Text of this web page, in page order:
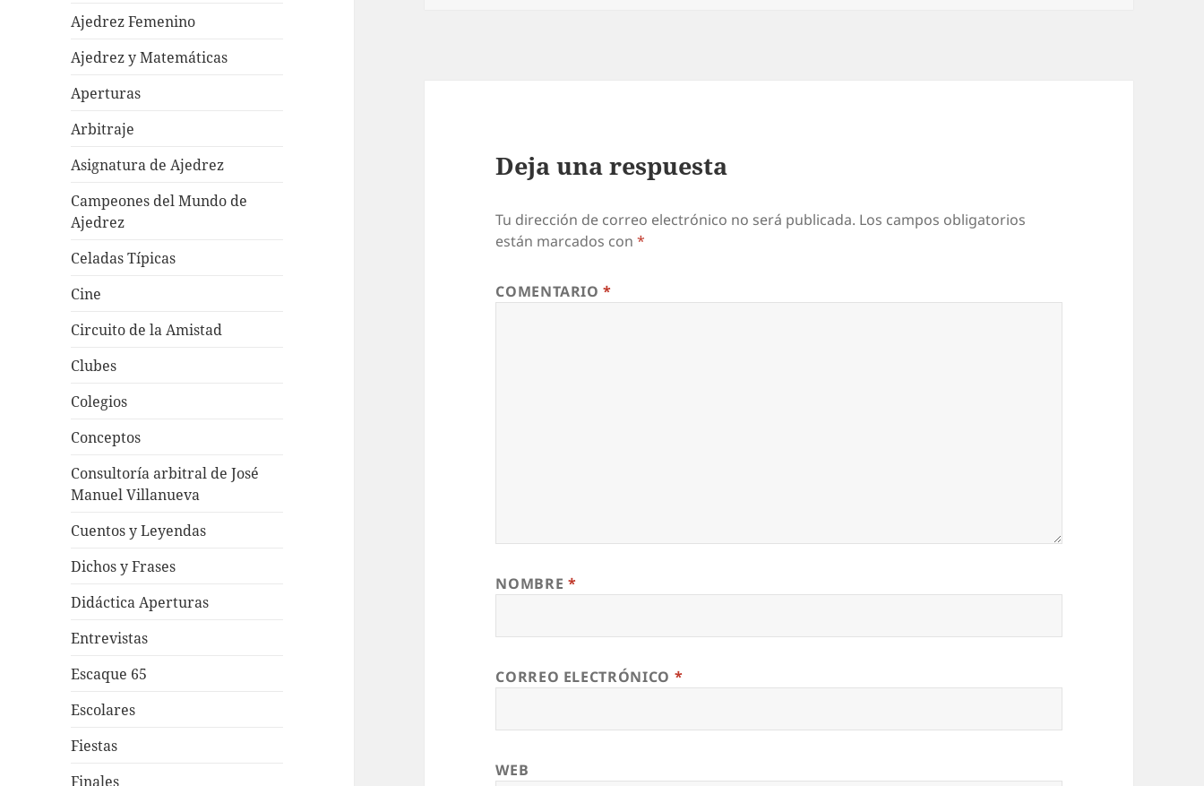
Ajedrez Femenino
Ajedrez y Matemáticas
Aperturas
Arbitraje
Asignatura de Ajedrez
Campeones del Mundo de
Ajedrez
Celadas Típicas
Cine
Circuito de la Amistad
Clubes
Colegios
Conceptos
Consultoría arbitral de José
Manuel Villanueva
Cuentos y Leyendas
Dichos y Frases
Didáctica Aperturas
Entrevistas
Escaque 65
Escolares
Fiestas
Finales
Deja una respuesta
Tu dirección de correo electrónico no será publicada. Los campos obligatorios
están marcados con*
COMENTARIO*
NOMBRE *
CORREO ELECTRÓNICO *
WEB